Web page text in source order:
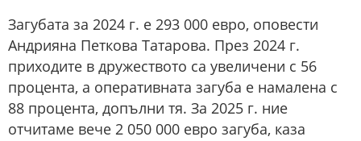
Загубата за 2024 г. е 293 000 евро, оповести
Андрияна Петкова Татарова. През 2024 г.
приходите в дружеството са увеличени с 56
процента, а оперативната загуба е намалена с
88 процента, допълни тя. За 2025 г. ние
отчитаме вече 2 050 000 евро загуба, каза